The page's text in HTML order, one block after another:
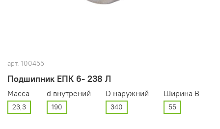
арт. 100455
Подшипник ЕПК 6- 238 Л
Масса
23,3
d внутрений
190
D наружний
340
Ширина В
55